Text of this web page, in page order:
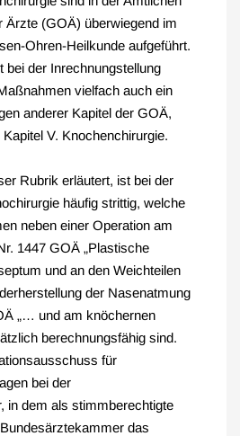
Ärzte (GOÄ) überwiegend im
Ohren-Heilkunde aufgeführt.
bei der Inrechnungstellung
vielfach auch ein
anderer Kapitel der GOÄ,
V. Knochenchirurgie.
Rubrik erläutert, ist bei der
häufig strittig, welche
neben einer Operation am
1447 GOÄ „Plastische
und an den Weichteilen
der Nasenatmung
„… und am knöchernen
berechnungsfähig sind.
für
bei der
in dem als stimmberechtigte
das